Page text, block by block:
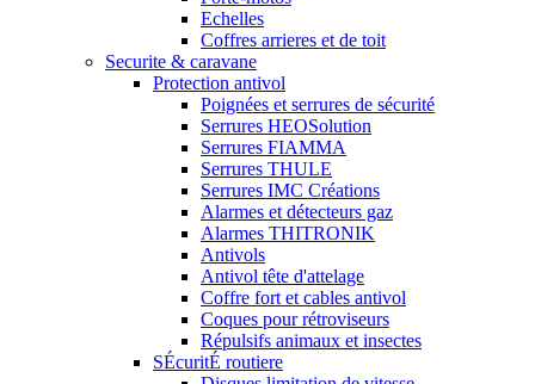
Echelles
Coffres arrieres et de toit
Securite & caravane
Protection antivol
Poignées et serrures de sécurité
Serrures HEOSolution
Serrures FIAMMA
Serrures THULE
Serrures IMC Créations
Alarmes et détecteurs gaz
Alarmes THITRONIK
Antivols
Antivol tête d'attelage
Coffre fort et cables antivol
Coques pour rétroviseurs
Répulsifs animaux et insectes
SÉcuritÉ routiere